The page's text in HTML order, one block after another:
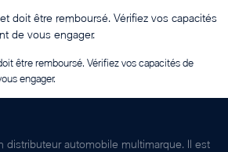
doit être remboursé. Vérifiez vos capacités
de vous engager.
être remboursé. Vérifiez vos capacités de
engager.
distributeur automobile multimarque. Il est